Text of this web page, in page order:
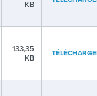
KB
133,35
KB